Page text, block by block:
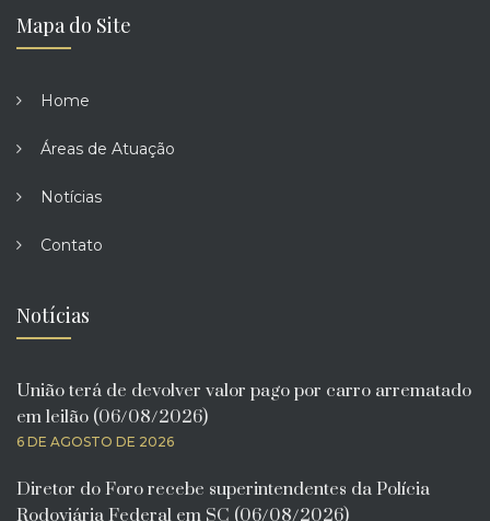
Mapa do Site
Home
Áreas de Atuação
Notícias
Contato
Notícias
União terá de devolver valor pago por carro arrematado
em leilão (06/08/2026)
6 DE AGOSTO DE 2026
Diretor do Foro recebe superintendentes da Polícia
Rodoviária Federal em SC (06/08/2026)